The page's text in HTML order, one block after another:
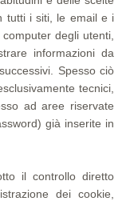
tutti i siti, le email e i
degli utenti,
informazioni da
Spesso ciò
tecnici,
ad aree riservate
già inserite in
il controllo diretto
dei cookie,